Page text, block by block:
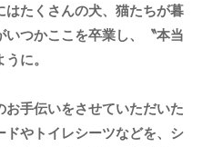
たくさんの犬、猫たちが暮
つかここを卒業し、〝本当
に。
手伝いをさせていただいた
やトイレシーツなどを、シ